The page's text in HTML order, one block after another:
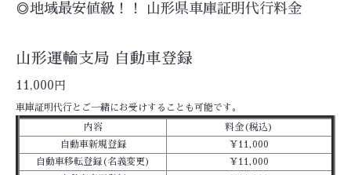
◎地域最安値級！！ 山形県車庫証明代行料金
山形運輸支局 自動車登録
11,000円
車庫証明代行とご一緒にお受けすることも可能です。
内容
料金(税込)
自動車新規登録
¥11,000
自動車移転登録(名義変更)
¥11,000